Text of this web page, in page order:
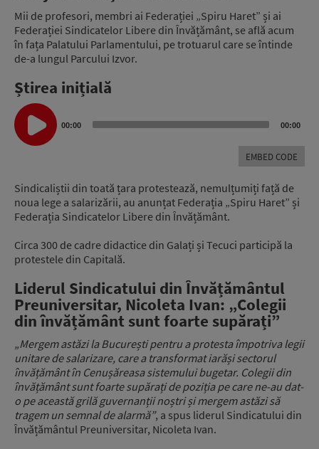
Mii de profesori, membri ai Federației „Spiru Haret” și ai
Federației Sindicatelor Libere din Învățământ, se află acum
în fața Palatului Parlamentului, pe trotuarul care se întinde
de-a lungul Parcului Izvor.
Știrea inițială
Audio
Player
00:00 00:00
EMBED CODE
Sindicaliștii din toată țara protestează, nemulțumiți față de
noua lege a salarizării, au anunțat Federația „Spiru Haret” și
Federația Sindicatelor Libere din Învățământ.
Circa 300 de cadre didactice din Galați și Tecuci participă la
protestele din Capitală.
Liderul Sindicatului din Învățământul
Preuniversitar, Nicoleta Ivan: „Colegii
din învățământ sunt foarte supărați”
„Mergem astăzi la București pentru a protesta împotriva legii
unitare de salarizare, care a transformat iarăși sectorul
învățământ în Cenușăreasa sistemului bugetar. Colegii din
învățământ sunt foarte supărați de poziția pe care ne-au dat-
o pe această grilă guvernanții noștri și mergem astăzi să
tragem un semnal de alarmă”, a spus liderul Sindicatului din
Învățământul Preuniversitar, Nicoleta Ivan.